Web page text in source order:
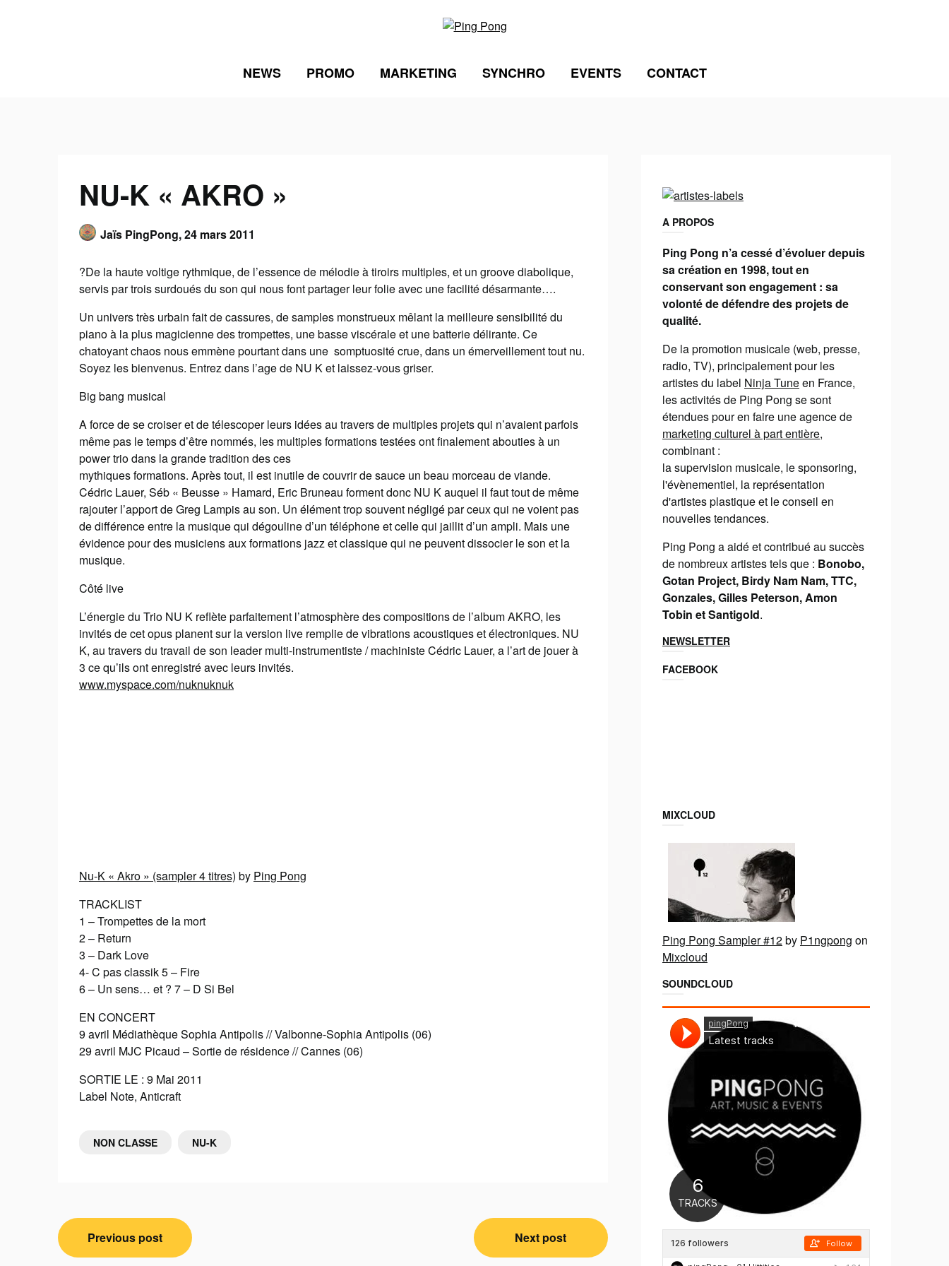
NEWS PROMO MARKETING SYNCHRO EVENTS CONTACT
NU-K « AKRO »
Jaïs PingPong,24 mars 2011
?De la haute voltige rythmique, de l’essence de mélodie à tiroirs multiples, et un groove diabolique,
servis par trois surdoués du son qui nous font partager leur folie avec une facilité désarmante….
Un univers très urbain fait de cassures, de samples monstrueux mêlant la meilleure sensibilité du
piano à la plus magicienne des trompettes, une basse viscérale et une batterie délirante. Ce
chatoyant chaos nous emmène pourtant dans une somptuosité crue, dans un émerveillement tout nu.
Soyez les bienvenus. Entrez dans l’age de NU K et laissez-vous griser.
Big bang musical
A force de se croiser et de télescoper leurs idées au travers de multiples projets qui n’avaient parfois
même pas le temps d’être nommés, les multiples formations testées ont finalement abouties à un
power trio dans la grande tradition des ces
mythiques formations. Après tout, il est inutile de couvrir de sauce un beau morceau de viande.
Cédric Lauer, Séb « Beusse » Hamard, Eric Bruneau forment donc NU K auquel il faut tout de même
rajouter l’apport de Greg Lampis au son. Un élément trop souvent négligé par ceux qui ne voient pas
de différence entre la musique qui dégouline d’un téléphone et celle qui jaillit d’un ampli. Mais une
évidence pour des musiciens aux formations jazz et classique qui ne peuvent dissocier le son et la
musique.
Côté live
L’énergie du Trio NU K reflète parfaitement l’atmosphère des compositions de l’album AKRO, les
invités de cet opus planent sur la version live remplie de vibrations acoustiques et électroniques. NU
K, au travers du travail de son leader multi-instrumentiste / machiniste Cédric Lauer, a l’art de jouer à
3 ce qu’ils ont enregistré avec leurs invités.
www.myspace.com/nuknuknuk
Nu-K « Akro » (sampler 4 titres) by Ping Pong
TRACKLIST
1 – Trompettes de la mort
2 – Return
3 – Dark Love
4- C pas classik 5 – Fire
6 – Un sens… et ? 7 – D Si Bel
EN CONCERT
9 avril Médiathèque Sophia Antipolis // Valbonne-Sophia Antipolis (06)
29 avril MJC Picaud – Sortie de résidence // Cannes (06)
SORTIE LE : 9 Mai 2011
Label Note, Anticraft
NON CLASSE NU-K
Navigation
Previous post Next post
A PROPOS
Ping Pong n’a cessé d’évoluer depuis
sa création en 1998, tout en
conservant son engagement : sa
volonté de défendre des projets de
qualité.
De la promotion musicale (web, presse,
radio, TV), principalement pour les
artistes du label Ninja Tuneen France,
les activités de Ping Pong se sont
étendues pour en faire une agence de
marketing culturel à part entière,
combinant :
la supervision musicale, le sponsoring,
l'évènementiel, la représentation
d'artistes plastique et le conseil en
nouvelles tendances.
Ping Pong a aidé et contribué au succès
de nombreux artistes tels que : Bonobo,
Gotan Project, Birdy Nam Nam, TTC,
Gonzales, Gilles Peterson, Amon
Tobin et Santigold.
NEWSLETTER
FACEBOOK
MIXCLOUD
Ping Pong Sampler #12by P1ngpong on
Mixcloud
SOUNDCLOUD